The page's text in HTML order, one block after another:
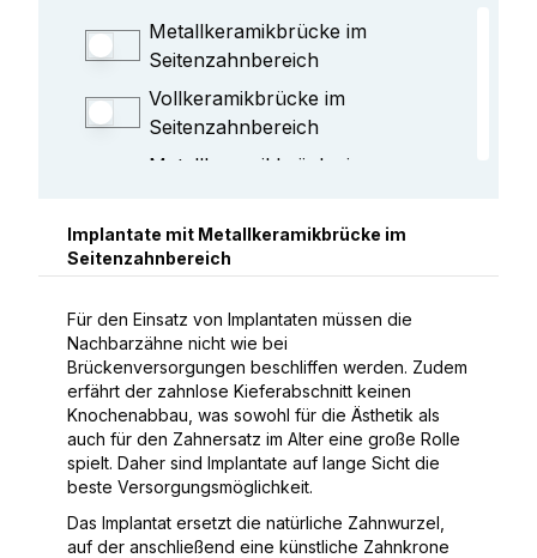
Metallkeramikbrücke im
Seitenzahnbereich
Vollkeramikbrücke im
Seitenzahnbereich
Metallkeramikbrücke im
Implantatgetragene Brücke im
Frontzahnbereich
Metallkeramikbrücke mit
Keramikschulter im
Frontzahnbereich
Klebebrücke im Frontzahnbereich
Vollkeramikbrücke im
Frontzahnbereich
Implantat im Seitenzahnbereich
Implantate mit Metallkeramikbrücke im
Seitenzahnbereich
Für den Einsatz von Implantaten müssen die
Nachbarzähne nicht wie bei
Brückenversorgungen beschliffen werden. Zudem
erfährt der zahnlose Kieferabschnitt keinen
Knochenabbau, was sowohl für die Ästhetik als
auch für den Zahnersatz im Alter eine große Rolle
spielt. Daher sind Implantate auf lange Sicht die
beste Versorgungsmöglichkeit.
Das Implantat ersetzt die natürliche Zahnwurzel,
auf der anschließend eine künstliche Zahnkrone